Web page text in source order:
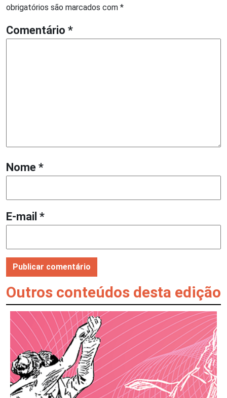
obrigatórios são marcados com *
Comentário *
Nome *
E-mail *
Outros conteúdos desta edição